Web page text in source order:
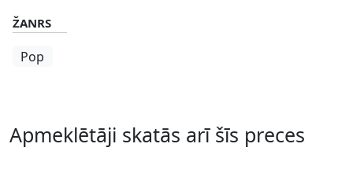
ŽANRS
Pop
Apmeklētāji skatās arī šīs preces